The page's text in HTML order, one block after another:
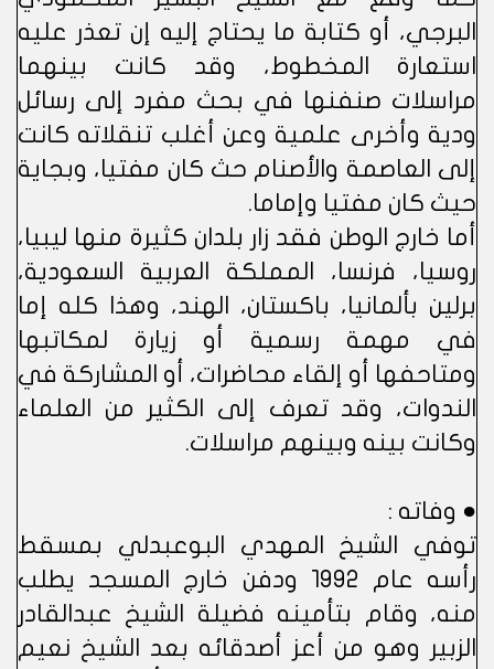
البرجي، أو كتابة ما يحتاج إليه إن تعذر عليه
استعارة المخطوط، وقد كانت بينهما
مراسلات صنفنها في بحث مفرد إلى رسائل
ودية وأخرى علمية وعن أغلب تنقلاته كانت
إلى العاصمة والأصنام حث كان مفتيا، وبجاية
حيث كان مفتيا وإماما.
أما خارج الوطن فقد زار بلدان كثيرة منها ليبيا،
روسيا، فرنسا، المملكة العربية السعودية،
برلين بألمانيا، باكستان، الهند، وهذا كله إما
في مهمة رسمية أو زيارة لمكاتبها
ومتاحفها أو إلقاء محاضرات، أو المشاركة في
الندوات، وقد تعرف إلى الكثير من العلماء
وكانت بينه وبينهم مراسلات.
● وفاته :
توفي الشيخ المهدي البوعبدلي بمسقط
رأسه عام 1992 ودفن خارج المسجد يطلب
منه، وقام بتأمينه فضيلة الشيخ عبدالقادر
الزبير وهو من أعز أصدقائه بعد الشيخ نعيم